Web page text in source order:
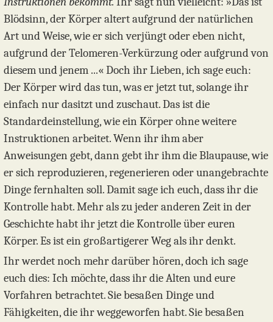
Blödsinn, der Körper altert aufgrund der natürlichen
Art und Weise, wie er sich verjüngt oder eben nicht,
aufgrund der Telomeren-Verkürzung oder aufgrund von
diesem und jenem ...« Doch ihr Lieben, ich sage euch:
Der Körper wird das tun, was er jetzt tut, solange ihr
einfach nur dasitzt und zuschaut. Das ist die
Standardeinstellung, wie ein Körper ohne weitere
Instruktionen arbeitet. Wenn ihr ihm aber
Anweisungen gebt, dann gebt ihr ihm die Blaupause, wie
er sich reproduzieren, regenerieren oder unangebrachte
Dinge fernhalten soll. Damit sage ich euch, dass ihr die
Kontrolle habt. Mehr als zu jeder anderen Zeit in der
Geschichte habt ihr jetzt die Kontrolle über euren
Körper. Es ist ein großartigerer Weg als ihr denkt.
Ihr werdet noch mehr darüber hören, doch ich sage
euch dies: Ich möchte, dass ihr die Alten und eure
Vorfahren betrachtet. Sie besaßen Dinge und
Fähigkeiten, die ihr weggeworfen habt. Sie besaßen